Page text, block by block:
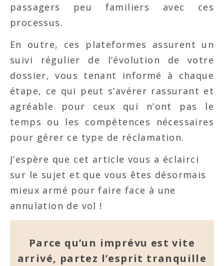
passagers peu familiers avec ces
processus.
En outre, ces plateformes assurent un
suivi régulier de l’évolution de votre
dossier, vous tenant informé à chaque
étape, ce qui peut s’avérer rassurant et
agréable pour ceux qui n’ont pas le
temps ou les compétences nécessaires
pour gérer ce type de réclamation.
J’espère que cet article vous a éclairci
sur le sujet et que vous êtes désormais
mieux armé pour faire face à une
annulation de vol !
Parce qu’un imprévu est vite
arrivé, partez l’esprit tranquille